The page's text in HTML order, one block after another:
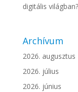
digitális világban?
Archívum
2026. augusztus
2026. július
2026. június